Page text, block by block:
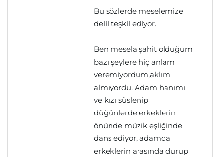
Bu sözlerde meselemize
delil teşkil ediyor.
Ben mesela şahit olduğum
bazı şeylere hiç anlam
veremiyordum,aklım
almıyordu. Adam hanımı
ve kızı süslenip
düğünlerde erkeklerin
önünde müzik eşliğinde
dans ediyor, adamda
erkeklerin arasında durup